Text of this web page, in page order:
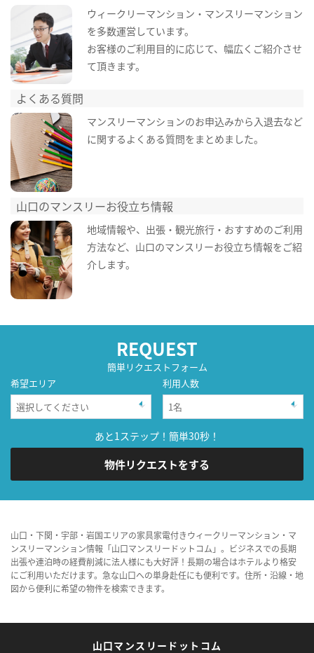
ウィークリーマンション・マンスリーマンション
を多数運営しています。
お客様のご利用目的に応じて、幅広くご紹介させ
て頂きます。
よくある質問
マンスリーマンションのお申込みから入退去など
に関するよくある質問をまとめました。
山口のマンスリーお役立ち情報
地域情報や、出張・観光旅行・おすすめのご利用
方法など、山口のマンスリーお役立ち情報をご紹
介します。
REQUEST
簡単リクエストフォーム
希望エリア
利用人数
あと1ステップ！簡単30秒！
物件リクエストをする
山口・下関・宇部・岩国エリアの家具家電付きウィークリーマンション・マ
ンスリーマンション情報「山口マンスリードットコム」。ビジネスでの長期
出張や連泊時の経費削減に法人様にも大好評！長期の場合はホテルより格安
にご利用いただけます。急な山口への単身赴任にも便利です。住所・沿線・地
図から便利に希望の物件を検索できます。
山口マンスリードットコム